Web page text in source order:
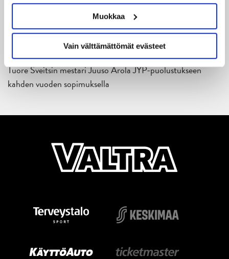
Muokkaa
Vain välttämättömät evästeet
18.05.2026
Jaatinen ja Liljamo jatkosopimuksiin – JYPin ja KeuPa HT:n
yhteistyö jatkuu
14.05.2026
Tuore Sveitsin mestari Juuso Arola JYP-puolustukseen
kahden vuoden sopimuksella